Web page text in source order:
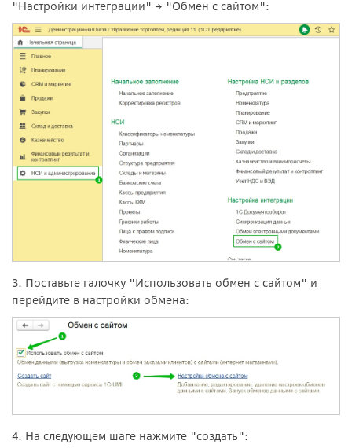
"Настройки интеграции" → "Обмен с сайтом":
3. Поставьте галочку "Использовать обмен с сайтом" и
перейдите в настройки обмена:
4. На следующем шаге нажмите "создать":